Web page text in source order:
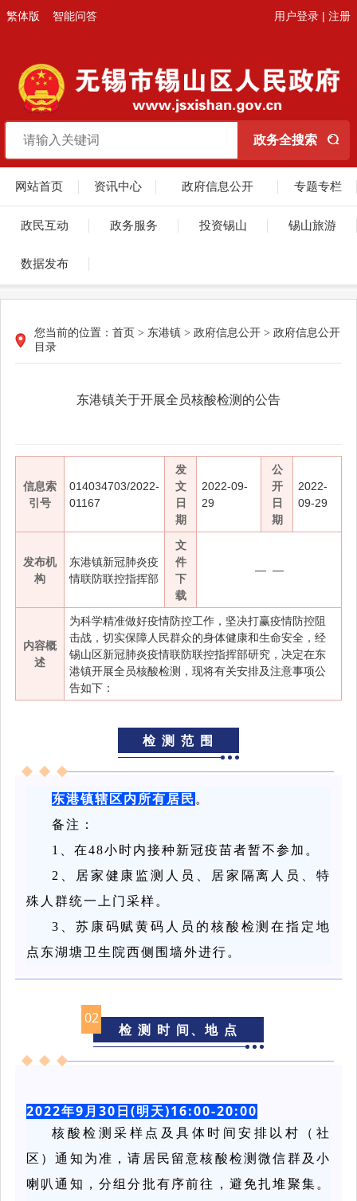
繁体版 智能问答 用户登录 | 注册
网站首页 资讯中心 政府信息公开 专题专栏
政民互动 政务服务 投资锡山 锡山旅游
数据发布
您当前的位置： 首页 > 东港镇 > 政府信息公开 > 政府信息公开
目录
东港镇关于开展全员核酸检测的公告
信息索
引号
014034703/2022-
01167
发
文
日
期
2022-09-
29
公
开
日
期
2022-
09-29
发布机
构
东港镇新冠肺炎疫
情联防联控指挥部
文
件
下
载
— —
内容概
述
为科学精准做好疫情防控工作，坚决打赢疫情防控阻
击战，切实保障人民群众的身体健康和生命安全，经
锡山区新冠肺炎疫情联防联控指挥部研究，决定在东
港镇开展全员核酸检测，现将有关安排及注意事项公
告如下：
检 测 范 围
东港镇辖区内所有居民 。
备注：
1、 在48小时内接种新冠疫苗者暂不参加。
2、居家健康监测人员、居家隔离人员、特
殊人群统一上门采样。
3、苏康码赋黄码人员的核酸检测在指定地
点东湖塘卫生院西侧围墙外进行。
02
检 测 时 间、地 点
2022年9月30日(明天)16:00-20:00
核酸检测采样点及具体时间安排以村（社
区）通知为准，请居民留意核酸检测微信群及小
喇叭通知，分组分批有序前往，避免扎堆聚集。